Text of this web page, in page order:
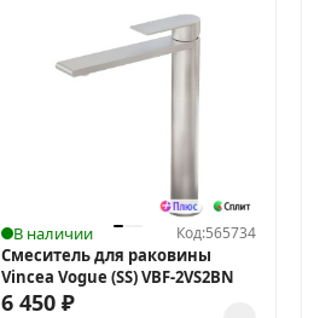
В наличии Код:565734
Смеситель для раковины
Vincea Vogue (SS) VBF-2VS2BN
6 450 ₽